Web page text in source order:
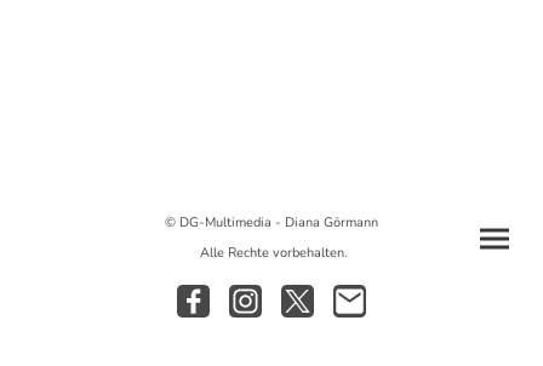
© DG-Multimedia - Diana Görmann
Alle Rechte vorbehalten.